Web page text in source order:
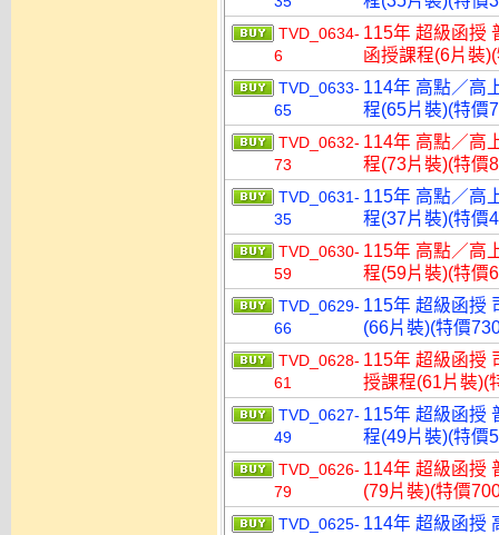
TVD_0634-
6
115年 超級函授
函授課程(6片裝
TVD_0633-
65
114年 高點／高
程(65片裝)(特價
TVD_0632-
73
114年 高點／高
程(73片裝)(特價
TVD_0631-
35
115年 高點／高
程(37片裝)(特價
TVD_0630-
59
115年 高點／高
程(59片裝)(特價
TVD_0629-
66
115年 超級函授
(66片裝)(特價
TVD_0628-
61
115年 超級函授
授課程(61片裝)(
TVD_0627-
49
115年 超級函授
程(49片裝)(特價
TVD_0626-
79
114年 超級函授
(79片裝)(特價
TVD_0625- 114年 超級函授